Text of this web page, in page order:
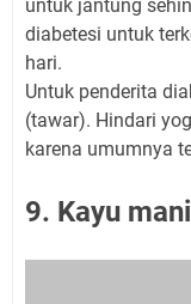
untuk jantung
diabetesi untuk
hari.
Untuk penderita
(tawar). Hindari
karena umumnya
9. Kayu